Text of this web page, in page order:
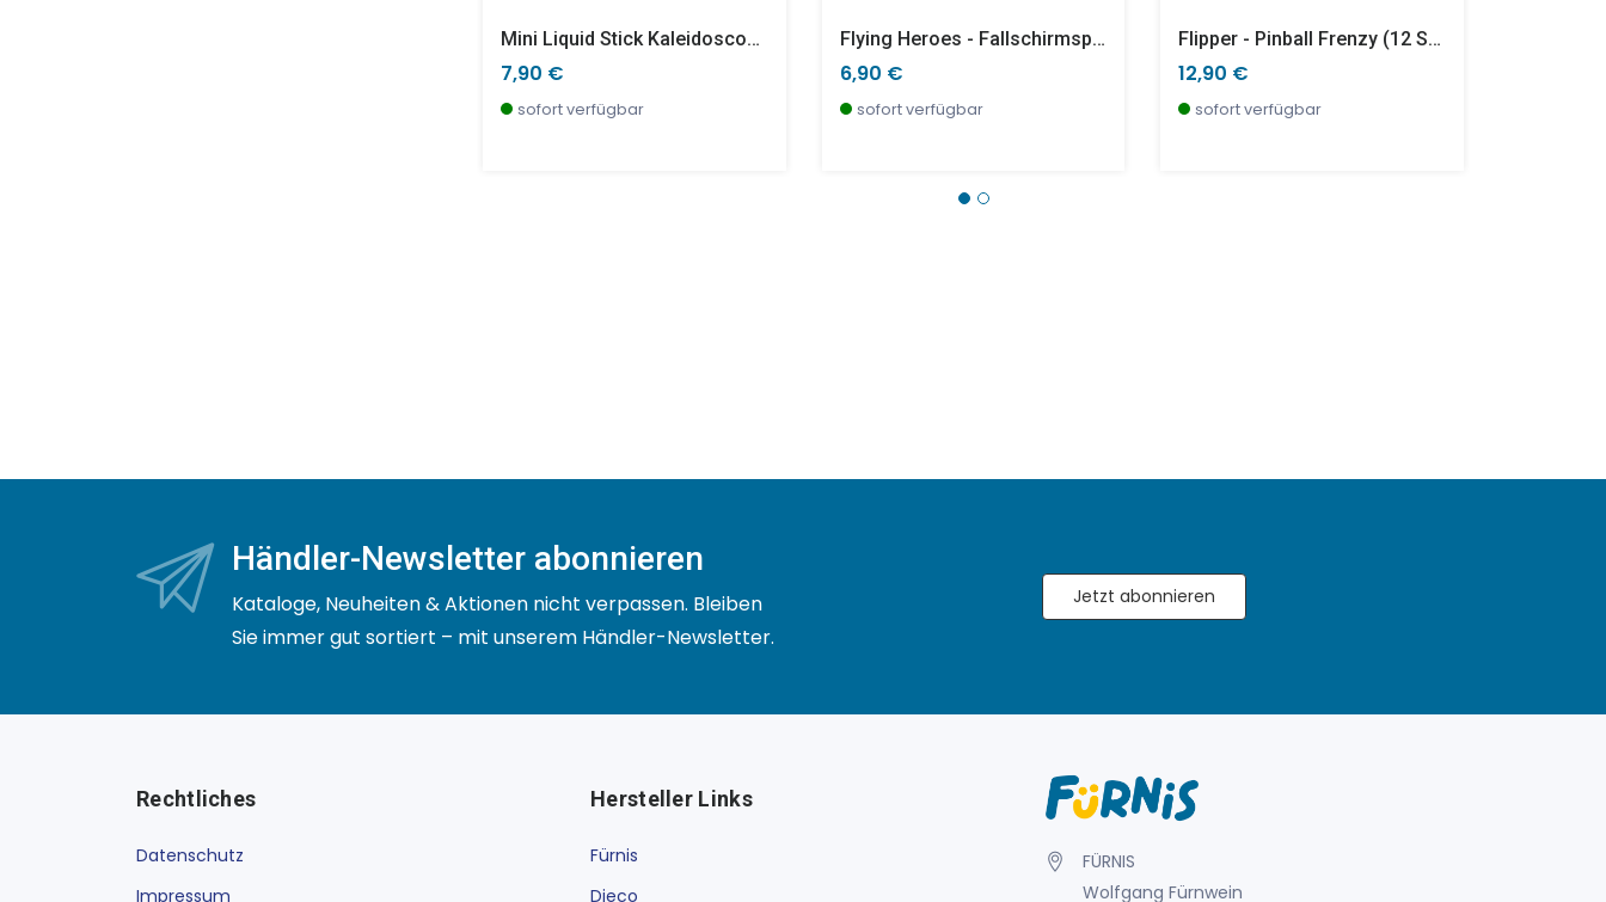
Mini Liquid Stick Kaleidoscope Groovy Red Dots
7,90 €
sofort verfügbar
Flying Heroes - Fallschirmspringer, (12 Stk. Im Display)
6,90 €
sofort verfügbar
Flipper - Pinball Frenzy (12 Stk Im Display, 3 Desings)
12,90 €
sofort verfügbar
Händler-Newsletter abonnieren
Kataloge, Neuheiten & Aktionen nicht verpassen. Bleiben
Sie immer gut sortiert – mit unserem Händler-Newsletter.
Jetzt abonnieren
Rechtliches
Datenschutz
Impressum
Hersteller Links
Fürnis
Djeco
FÜRNIS
Wolfgang Fürnwein